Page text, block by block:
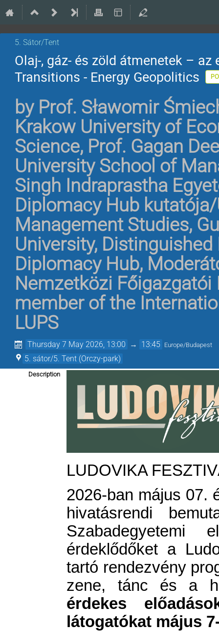
5. Sátor/Tent
Olaj-, gáz- és zöld átmenetek –
Transitions - Energy Geopolitics
by Prof. Sławomir
Krakow University of
Science, Prof. Gagan
University School of
Singh Indraprastha
Diplomacy Hub
Management Studies,
University,
Diplomacy Hub,
Nemzetközi
member of the
LUPS
Thursday 7 May 2026, 13:00 → 13:45 Europe/Budapest
5. sátor/5. Tent (Orczy-park)
Description
LUDOVIKA
2026-ban május 07.
hivatásrendi
érdeklődőket a
tartó rendezvény
zene, tánc és a
érdekes
látogatókat május